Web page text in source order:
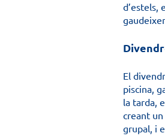
d’estels,
El
piscina,
la tarda,
creant
grupal, i